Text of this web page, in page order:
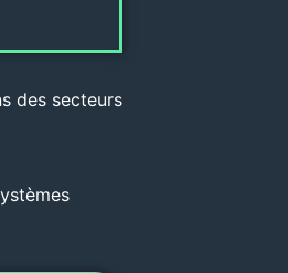
des secteurs